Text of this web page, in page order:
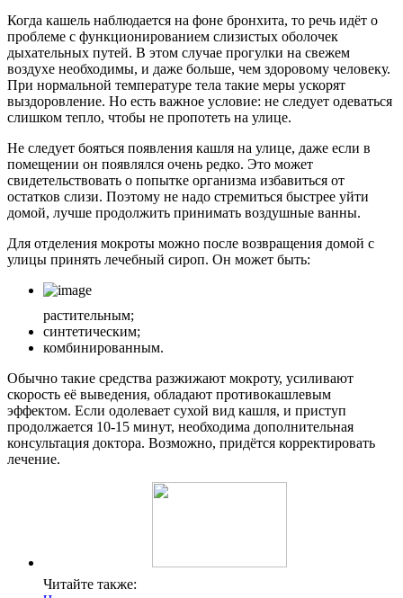
Когда кашель наблюдается на фоне бронхита, то речь идёт о
проблеме с функционированием слизистых оболочек
дыхательных путей. В этом случае прогулки на свежем
воздухе необходимы, и даже больше, чем здоровому человеку.
При нормальной температуре тела такие меры ускорят
выздоровление. Но есть важное условие: не следует одеваться
слишком тепло, чтобы не пропотеть на улице.
Не следует бояться появления кашля на улице, даже если в
помещении он появлялся очень редко. Это может
свидетельствовать о попытке организма избавиться от
остатков слизи. Поэтому не надо стремиться быстрее уйти
домой, лучше продолжить принимать воздушные ванны.
Для отделения мокроты можно после возвращения домой с
улицы принять лечебный сироп. Он может быть:
растительным;
синтетическим;
комбинированным.
Обычно такие средства разжижают мокроту, усиливают
скорость её выведения, обладают противокашлевым
эффектом. Если одолевает сухой вид кашля, и приступ
продолжается 10-15 минут, необходима дополнительная
консультация доктора. Возможно, придётся корректировать
лечение.
Читайте также: